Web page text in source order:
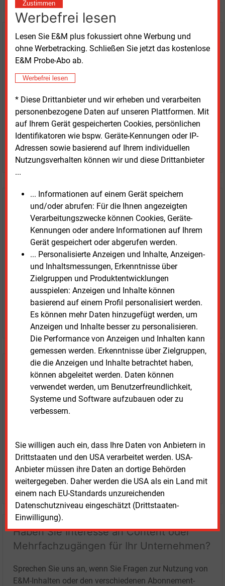
Zustimmen
Werbefrei lesen
Lesen Sie E&M plus fokussiert ohne Werbung und
ohne Werbetracking. Schließen Sie jetzt das kostenlose
E&M Probe-Abo ab.
Werbefrei lesen
* Diese Drittanbieter und wir erheben und verarbeiten
personenbezogene Daten auf unseren Plattformen. Mit
auf Ihrem Gerät gespeicherten Cookies, persönlichen
Identifikatoren wie bspw. Geräte-Kennungen oder IP-
Adressen sowie basierend auf Ihrem individuellen
Nutzungsverhalten können wir und diese Drittanbieter
...
... Informationen auf einem Gerät speichern
und/oder abrufen: Für die Ihnen angezeigten
Verarbeitungszwecke können Cookies, Geräte-
Kennungen oder andere Informationen auf Ihrem
Gerät gespeichert oder abgerufen werden.
... Personalisierte Anzeigen und Inhalte, Anzeigen-
und Inhaltsmessungen, Erkenntnisse über
Zielgruppen und Produktentwicklungen
ausspielen: Anzeigen und Inhalte können
basierend auf einem Profil personalisiert werden.
Es können mehr Daten hinzugefügt werden, um
Anzeigen und Inhalte besser zu personalisieren.
Die Performance von Anzeigen und Inhalten kann
gemessen werden. Erkenntnisse über Zielgruppen,
die die Anzeigen und Inhalte betrachtet haben,
können abgeleitet werden. Daten können
verwendet werden, um Benutzerfreundlichkeit,
Systeme und Software aufzubauen oder zu
verbessern.
Sie willigen auch ein, dass Ihre Daten von Anbietern in
Drittstaaten und den USA verarbeitet werden. USA-
Anbieter müssen ihre Daten an dortige Behörden
weitergegeben. Daher werden die USA als ein Land mit
einem nach EU-Standards unzureichenden
Datenschutzniveau eingeschätzt (Drittstaaten-
Einwilligung).
Kaufen Sie den Artikel
erhalten Sie sofort diesen redaktionellen Beitrag für
nur €2.98
JETZT ARTIKEL KAUFEN
Testen SieE&M
kostenlos und
unverbindlich
Zwei Wochen kostenfreier Zugang
Zugang auf stündlich aktualisierte Nachrichten mit
Prognose- und Marktdaten
+ einmal täglich E&M daily
+ zwei Ausgaben der Zeitung E&M
ohne automatische Verlängerung
JETZT KOSTENLOS TESTEN
Login für Kunden
LOGIN
Haben Sie Interesse an Content oder
Mehrfachzugängen für Ihr Unternehmen?
Sprechen Sie uns an, wenn Sie Fragen zur Nutzung von
E&M-Inhalten oder den verschiedenen Abonnement-